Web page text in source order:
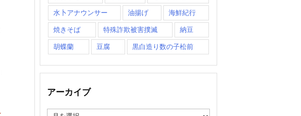
水卜アナウンサー 油揚げ 海鮮紀行
焼きそば 特殊詐欺被害撲滅 納豆
胡蝶蘭 豆腐 黒白造り数の子松前
アーカイブ